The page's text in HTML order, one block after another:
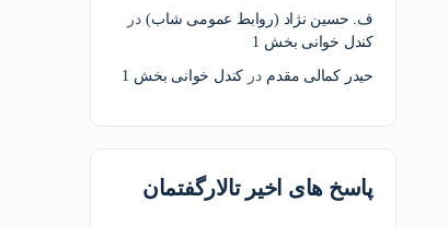
ف. حسین نژاد (روابط عمومی شاب)در
کندل خوانی بخش 1
حیدر کمالی مقدم در کندل خوانی بخش 1
پاسخ های اخیر تالارگفتمان